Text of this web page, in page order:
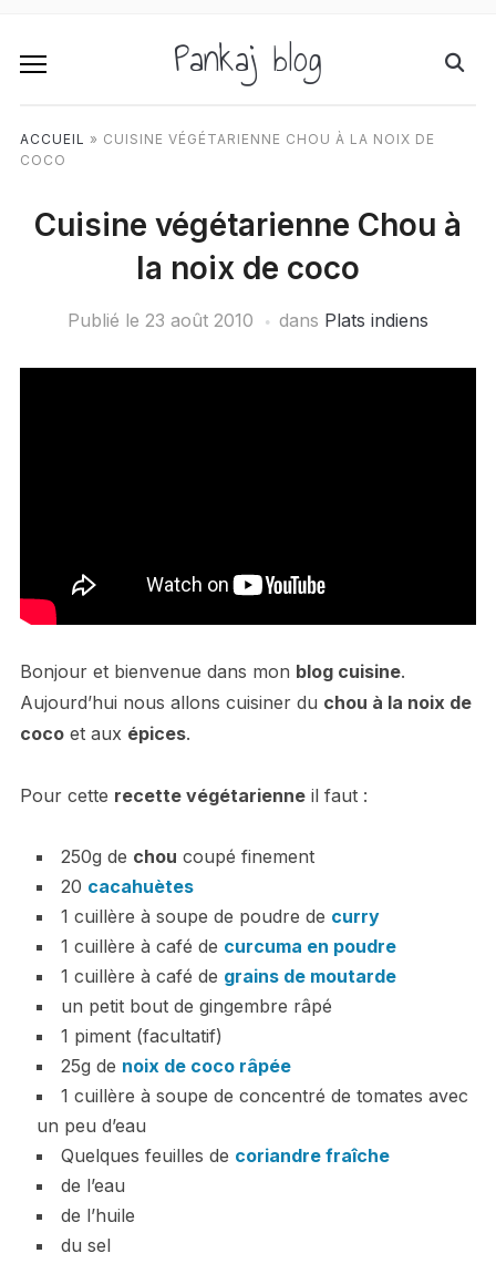
Pankaj blog
ACCUEIL » CUISINE VÉGÉTARIENNE CHOU À LA NOIX DE
COCO
Cuisine végétarienne Chou à
la noix de coco
Publié le 23 août 2010 dans Plats indiens
Bonjour et bienvenue dans mon blog cuisine.
Aujourd’hui nous allons cuisiner du chou à la noix de
cocoet aux épices.
Pour cette recette végétarienneil faut :
250g de chou coupé finement
20 cacahuètes
1 cuillère à soupe de poudre de curry
1 cuillère à café de curcuma en poudre
1 cuillère à café de grains de moutarde
un petit bout de gingembre râpé
1 piment (facultatif)
25g de noix de coco râpée
1 cuillère à soupe de concentré de tomates avec
un peu d’eau
Quelques feuilles de coriandre fraîche
de l’eau
de l’huile
du sel